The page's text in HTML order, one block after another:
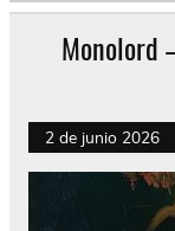
Monolord
2 de junio 2026